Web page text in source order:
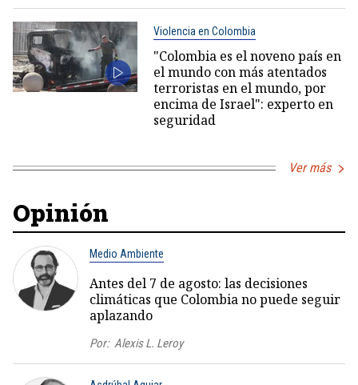
Violencia en Colombia
"Colombia es el noveno país en
el mundo con más atentados
terroristas en el mundo, por
encima de Israel": experto en
seguridad
Ver más
Opinión
Medio Ambiente
Antes del 7 de agosto: las decisiones
climáticas que Colombia no puede seguir
aplazando
Por: Alexis L. Leroy